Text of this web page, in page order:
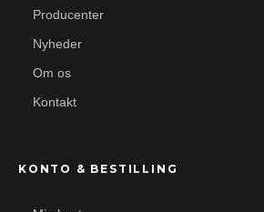
Producenter
Nyheder
Om os
Kontakt
KONTO & BESTILLING